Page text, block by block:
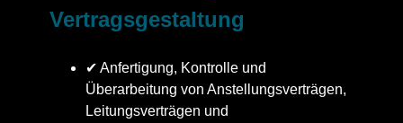
Vertragsgestaltung
✔ Anfertigung, Kontrolle und
Überarbeitung von Anstellungsverträgen,
Leitungsverträgen und